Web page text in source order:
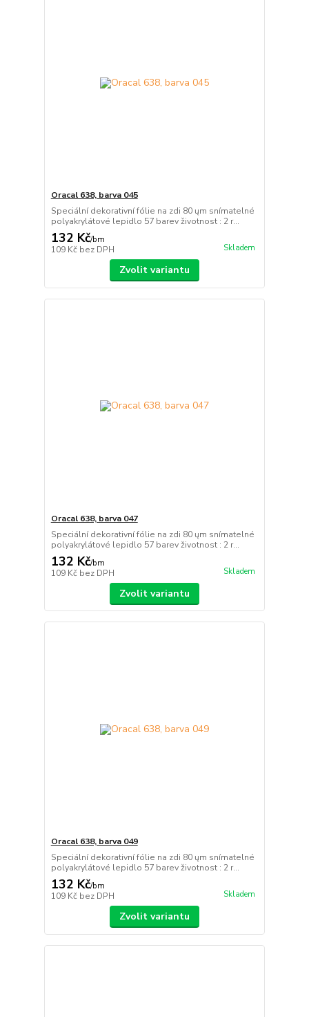
Oracal 638, barva 045
Speciální dekorativní fólie na zdi 80 ųm snímatelné
polyakrylátové lepidlo 57 barev životnost : 2 r...
132 Kč/bm
109 Kč bez DPH Skladem
Zvolit variantu
Oracal 638, barva 047
Speciální dekorativní fólie na zdi 80 ųm snímatelné
polyakrylátové lepidlo 57 barev životnost : 2 r...
132 Kč/bm
109 Kč bez DPH Skladem
Zvolit variantu
Oracal 638, barva 049
Speciální dekorativní fólie na zdi 80 ųm snímatelné
polyakrylátové lepidlo 57 barev životnost : 2 r...
132 Kč/bm
109 Kč bez DPH Skladem
Zvolit variantu